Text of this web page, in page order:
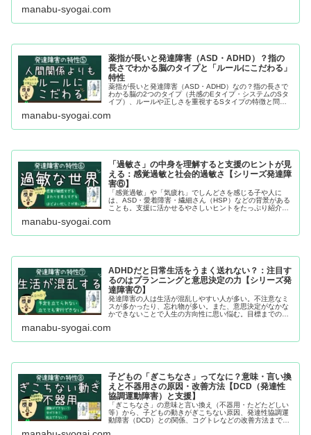
メージする力は鍛えられる】
manabu-syogai.com
薬指が長いと発達障害（ASD・ADHD）？指の
長さでわかる脳のタイプと「ルールにこだわる」
特性
薬指が長いと発達障害（ASD・ADHD）なの？指の長さで
わかる脳の2つのタイプ（共感のEタイプ・システムのSタ
イプ）、ルールや正しさを重視するSタイプの特徴と問題
にわかりやすく解説します。
manabu-syogai.com
「過敏さ」の中身を理解すると支援のヒントが見
える：感覚過敏と社会的過敏さ【シリーズ発達障
害⑥】
「感覚過敏」や「気疲れ」でしんどさを感じる子や人に
は、ASD・愛着障害・繊細さん（HSP）などの背景がある
ことも。支援に活かせるやさしいヒントをたっぷり紹介し
manabu-syogai.com
ADHDだと日常生活をうまく送れない？：注目す
るのはプランニングと意思決定の力【シリーズ発
達障害⑦】
発達障害の人は生活が混乱しやすい人が多い。不注意なミ
スが多かったり、忘れ物が多い。また、意思決定がなかな
かできないことで人生の方向性に思い悩む。目標までのプ
い。この記事では、生活が混乱しやすい原因とその改善策
manabu-syogai.com
子どもの「ぎこちなさ」ってなに？意味・言い換
えと不器用さの原因・改善方法【DCD（発達性
協調運動障害）と支援】
「ぎこちなさ」の意味と言い換え（不器用・たどたどしい
等）から、子どもの動きがぎこちない原因、発達性協調運
動障害（DCD）との関係、コグトレなどの改善方法まで、